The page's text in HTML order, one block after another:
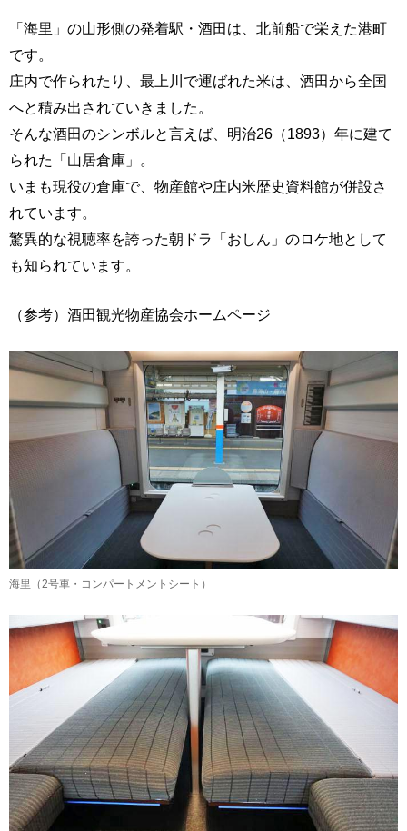
「海里」の山形側の発着駅・酒田は、北前船で栄えた港町
です。
庄内で作られたり、最上川で運ばれた米は、酒田から全国
へと積み出されていきました。
そんな酒田のシンボルと言えば、明治26（1893）年に建て
られた「山居倉庫」。
いまも現役の倉庫で、物産館や庄内米歴史資料館が併設さ
れています。
驚異的な視聴率を誇った朝ドラ「おしん」のロケ地として
も知られています。
（参考）酒田観光物産協会ホームページ
海里（2号車・コンパートメントシート）